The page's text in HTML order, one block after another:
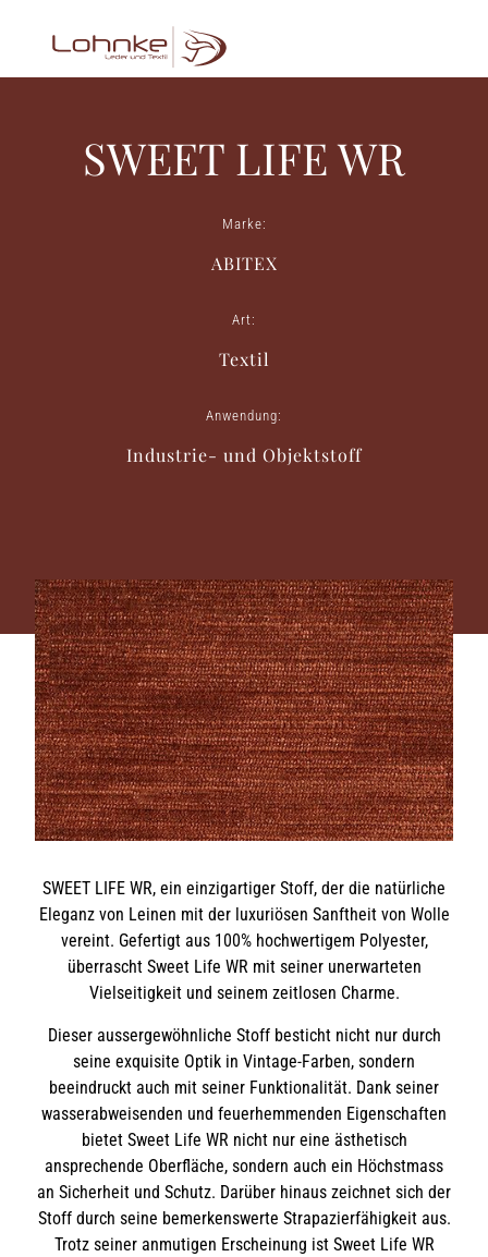
SWEET LIFE WR
Marke:
ABITEX
Art:
Textil
Anwendung:
Industrie- und Objektstoff
SWEET LIFE WR, ein einzigartiger Stoff, der die natürliche
Eleganz von Leinen mit der luxuriösen Sanftheit von Wolle
vereint. Gefertigt aus 100% hochwertigem Polyester,
überrascht Sweet Life WR mit seiner unerwarteten
Vielseitigkeit und seinem zeitlosen Charme.
Dieser aussergewöhnliche Stoff besticht nicht nur durch
seine exquisite Optik in Vintage-Farben, sondern
beeindruckt auch mit seiner Funktionalität. Dank seiner
wasserabweisenden und feuerhemmenden Eigenschaften
bietet Sweet Life WR nicht nur eine ästhetisch
ansprechende Oberfläche, sondern auch ein Höchstmass
an Sicherheit und Schutz. Darüber hinaus zeichnet sich der
Stoff durch seine bemerkenswerte Strapazierfähigkeit aus.
Trotz seiner anmutigen Erscheinung ist Sweet Life WR